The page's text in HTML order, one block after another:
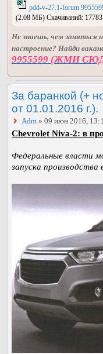
pdd-v-27.1-
(2.08 МБ) Скачиваний: 17783
Не знаешь, чем заняться
настроение? Найди
9955599 (ЖМИ
За баранкой (+
от 01.01.2016 г.).
Adm » 09 июн 2016,
Chevrolet Niva-2: в
Федеральные власти
запуска производства